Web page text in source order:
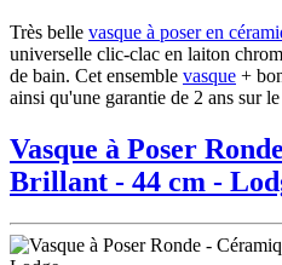
Très belle vasque à poser en
universelle clic-clac en laiton
de bain. Cet ensemble vasque +
ainsi qu'une garantie de 2 ans sur
Vasque à Poser
Brillant - 44 cm -